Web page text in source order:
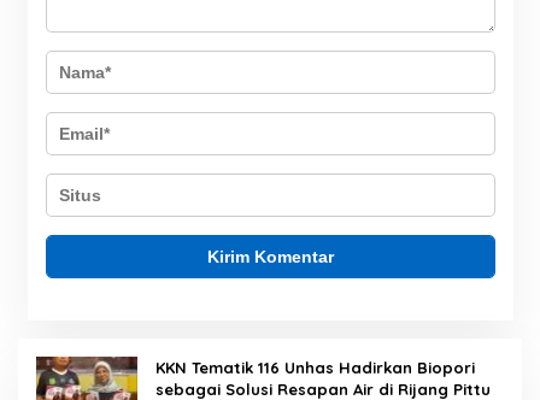
KKN Tematik 116 Unhas Hadirkan Biopori
sebagai Solusi Resapan Air di Rijang Pittu